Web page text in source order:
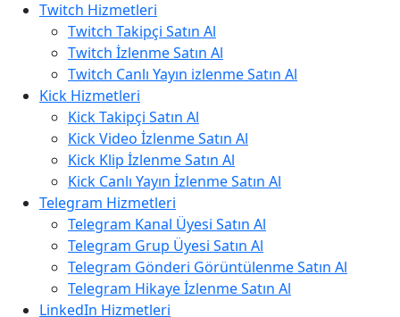
Twitch Hizmetleri
Twitch Takipçi Satın Al
Twitch İzlenme Satın Al
Twitch Canlı Yayın izlenme Satın Al
Kick Hizmetleri
Kick Takipçi Satın Al
Kick Video İzlenme Satın Al
Kick Klip İzlenme Satın Al
Kick Canlı Yayın İzlenme Satın Al
Telegram Hizmetleri
Telegram Kanal Üyesi Satın Al
Telegram Grup Üyesi Satın Al
Telegram Gönderi Görüntülenme Satın Al
Telegram Hikaye İzlenme Satın Al
LinkedIn Hizmetleri